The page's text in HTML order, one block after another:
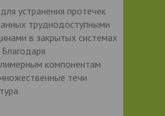
устранения протечек
труднодоступными
в закрытых системах
компонентам
течи